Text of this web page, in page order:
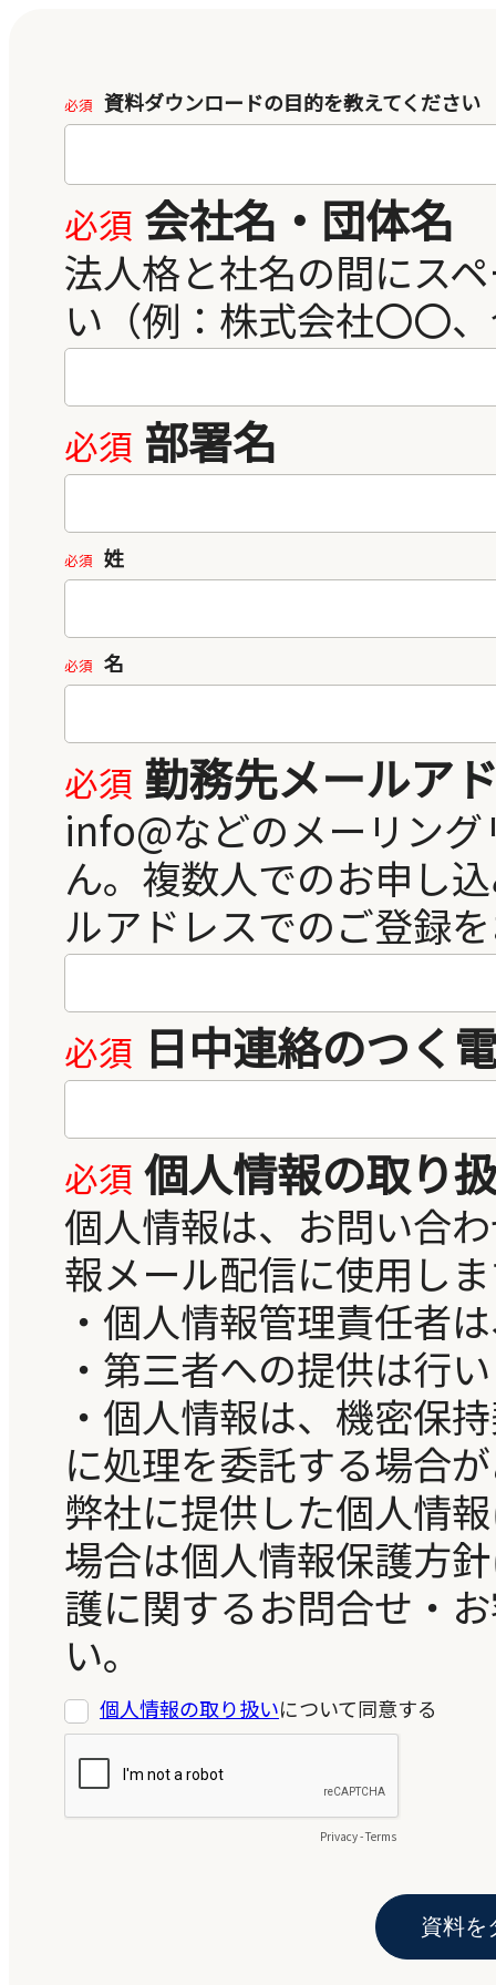
資料ダウンロードの目的を教えてください
会社名・団体名
部署名
姓
名
勤務先メールア
日中連絡のつく
個人情報の取り
個人情報の取り扱いについて同意する
Privacy-Terms